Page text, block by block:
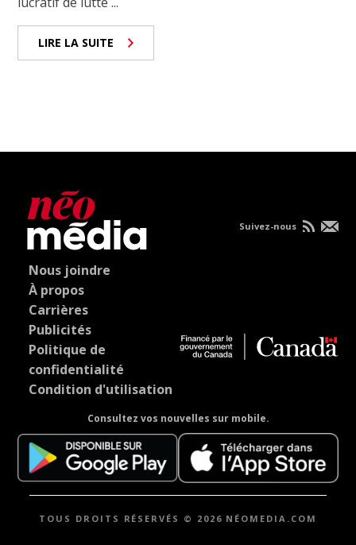
LIRE LA SUITE
Nous joindre
À propos
Carrières
Publicités
Politique de
confidentialité
Condition d'utilisation
Consultez vos nouvelles sur mobile.
Suivez-nous
TOUS DROITS RÉSERVÉS © 2026 NÉOMEDIA.COM